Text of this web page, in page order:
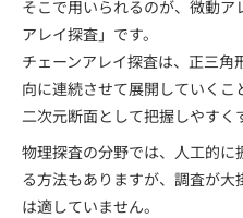
そこで用いられるのが、微動
アレイ探査」です。
チェーンアレイ探査は、正三
向に連続させて展開していくこ
二次元断面として把握しやすく
物理探査の分野では、人工的
る方法もありますが、調査が
は適していません。